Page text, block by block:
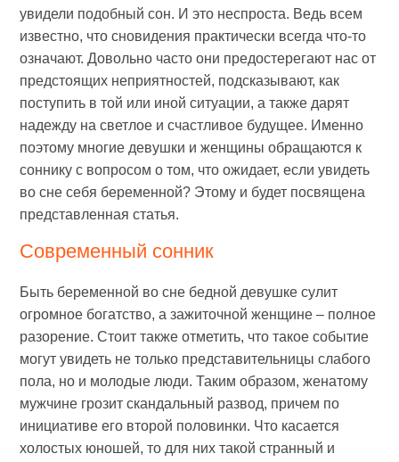
увидели подобный сон. И это неспроста. Ведь всем
известно, что сновидения практически всегда что-то
означают. Довольно часто они предостерегают нас от
предстоящих неприятностей, подсказывают, как
поступить в той или иной ситуации, а также дарят
надежду на светлое и счастливое будущее. Именно
поэтому многие девушки и женщины обращаются к
соннику с вопросом о том, что ожидает, если увидеть
во сне себя беременной? Этому и будет посвящена
представленная статья.
Современный сонник
Быть беременной во сне бедной девушке сулит
огромное богатство, а зажиточной женщине – полное
разорение. Стоит также отметить, что такое событие
могут увидеть не только представительницы слабого
пола, но и молодые люди. Таким образом, женатому
мужчине грозит скандальный развод, причем по
инициативе его второй половинки. Что касается
холостых юношей, то для них такой странный и